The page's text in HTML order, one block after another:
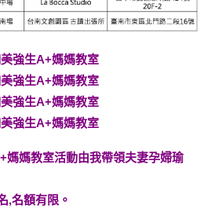
強生A+媽媽教室
強生A+媽媽教室
強生A+媽媽教室
強生A+媽媽教室
媽媽教室活動由我帶領夫妻孕婦瑜
,名額有限。